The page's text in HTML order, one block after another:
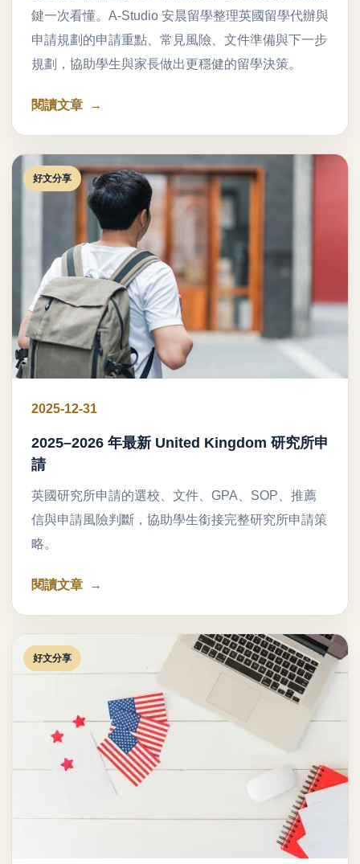
鍵一次看懂。A-Studio 安晨留學整理英國留學代辦與
申請規劃的申請重點、常見風險、文件準備與下一步
規劃，協助學生與家長做出更穩健的留學決策。
閱讀文章
好文分享
2025-12-31
2025–2026 年最新 United Kingdom 研究所申
請
英國研究所申請的選校、文件、GPA、SOP、推薦
信與申請風險判斷，協助學生銜接完整研究所申請策
略。
閱讀文章
好文分享